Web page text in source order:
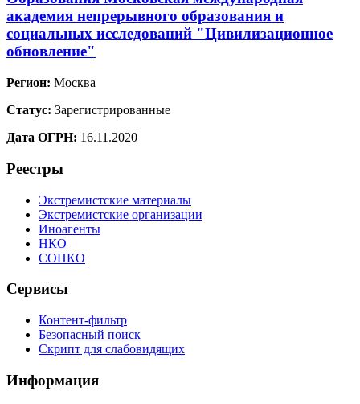
академия непрерывного образования и
социальных исследований "Цивилизационное
обновление"
Регион: Москва
Статус: Зарегистрированные
Дата ОГРН: 16.11.2020
Реестры
Экстремистские материалы
Экстремистские организации
Иноагенты
НКО
СОНКО
Сервисы
Контент-фильтр
Безопасный поиск
Скрипт для слабовидящих
Информация